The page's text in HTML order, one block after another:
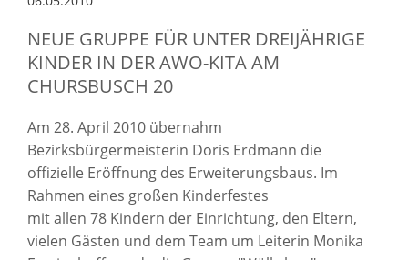
NEUE GRUPPE FÜR UNTER DREIJÄHRIGE
KINDER IN DER AWO-KITA AM
CHURSBUSCH 20
Am 28. April 2010 übernahm
Bezirksbürgermeisterin Doris Erdmann die
offizielle Eröffnung des Erweiterungsbaus. Im
Rahmen eines großen Kinderfestes
mit allen 78 Kindern der Einrichtung, den Eltern,
vielen Gästen und dem Team um Leiterin Monika